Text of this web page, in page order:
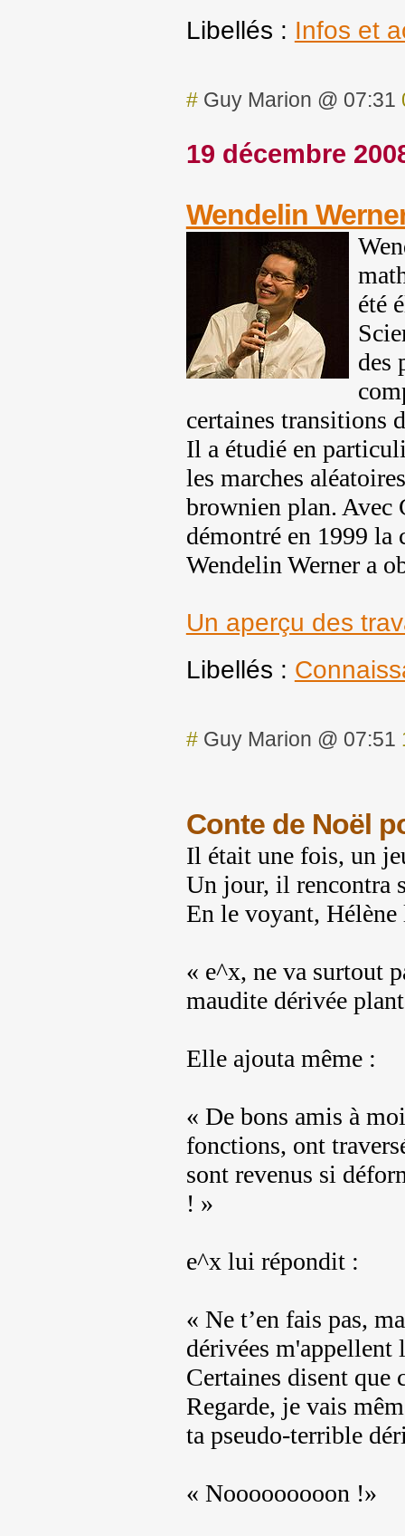
Libellés : Infos et
#Guy Marion @ 07:31
19 décembre
Wendelin
été
des
certaines transitions
Il a étudié en
les marches
brownien plan. Avec
démontré en 1999 la
Wendelin Werner a
Un aperçu des
Libellés :
#Guy Marion @ 07:51
Conte de Noël
Il était une fois, un
Un jour, il rencontra
En le voyant,
« e^x, ne va surtout
maudite dérivée
Elle ajouta même :
« De bons amis à
fonctions, ont
sont revenus si
! »
e^x lui répondit :
« Ne t’en fais pas,
dérivées m'appellent
Certaines disent que
Regarde, je vais
ta pseudo-terrible
« Nooooooooon !»